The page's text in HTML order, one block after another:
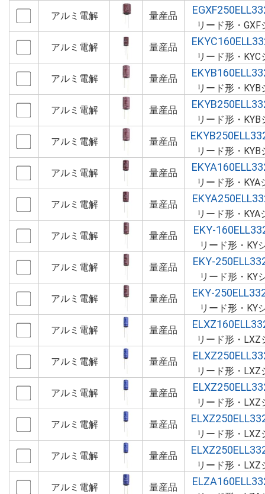
アルミ電解
量産品
リード形・GXF
アルミ電解
量産品
リード形・KYC
アルミ電解
量産品
リード形・KYB
アルミ電解
量産品
リード形・KYB
アルミ電解
量産品
リード形・KYB
アルミ電解
量産品
リード形・KYA
アルミ電解
量産品
リード形・KYA
アルミ電解
量産品 EKY-
リード形・KY
アルミ電解
量産品 EKY-
リード形・KY
アルミ電解
量産品 EKY-
リード形・KY
アルミ電解
量産品
リード形・LXZ
アルミ電解
量産品
リード形・LXZ
アルミ電解
量産品
リード形・LXZ
アルミ電解
量産品
リード形・LXZ
アルミ電解
量産品
リード形・LXZ
アルミ電解
量産品